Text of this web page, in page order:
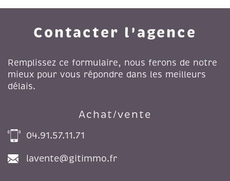
Contacter l'agence
Remplissez ce formulaire, nous ferons de notre
mieux pour vous répondre dans les meilleurs
délais.
Achat/vente
04.91.57.11.71
lavente@gitimmo.fr